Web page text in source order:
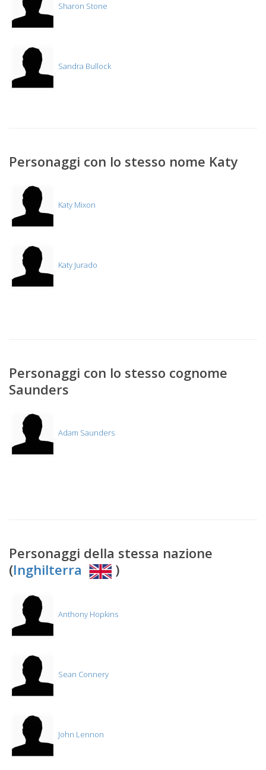
Sharon Stone
Sandra Bullock
Personaggi con lo stesso nome Katy
Katy Mixon
Katy Jurado
Personaggi con lo stesso cognome
Saunders
Adam Saunders
Personaggi della stessa nazione
(Inghilterra )
Anthony Hopkins
Sean Connery
John Lennon